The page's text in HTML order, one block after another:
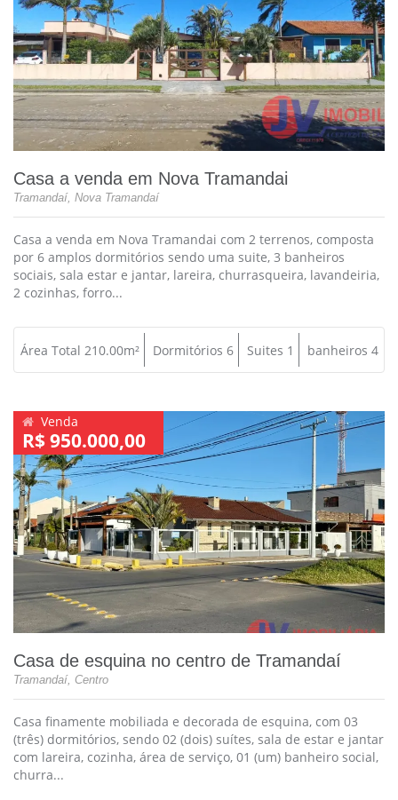
Casa a venda em Nova Tramandai
Tramandaí, Nova Tramandaí
Casa a venda em Nova Tramandai com 2 terrenos, composta
por 6 amplos dormitórios sendo uma suite, 3 banheiros
sociais, sala estar e jantar, lareira, churrasqueira, lavandeiria,
2 cozinhas, forro...
Área Total 210.00m² Dormitórios 6 Suites 1 banheiros 4
Venda
R$ 950.000,00
Casa de esquina no centro de Tramandaí
Tramandaí, Centro
Casa finamente mobiliada e decorada de esquina, com 03
(três) dormitórios, sendo 02 (dois) suítes, sala de estar e jantar
com lareira, cozinha, área de serviço, 01 (um) banheiro social,
churra...